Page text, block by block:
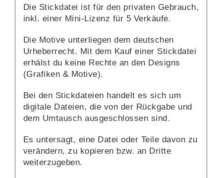
Die Stickdatei ist für den privaten Gebrauch,
inkl. einer Mini-Lizenz für 5 Verkäufe.
Die Motive unterliegen dem deutschen
Urheberrecht. Mit dem Kauf einer Stickdatei
erhälst du keine Rechte an den Designs
(Grafiken & Motive).
Bei den Stickdateien handelt es sich um
digitale Dateien, die von der Rückgabe und
dem Umtausch ausgeschlossen sind.
Es untersagt, eine Datei oder Teile davon zu
verändern, zu kopieren bzw. an Dritte
weiterzugeben.